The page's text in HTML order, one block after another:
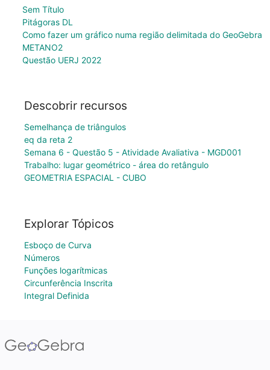
Sem Título
Pitágoras DL
Como fazer um gráfico numa região delimitada do GeoGebra
METANO2
Questão UERJ 2022
Descobrir recursos
Semelhança de triângulos
eq da reta 2
Semana 6 - Questão 5 - Atividade Avaliativa - MGD001
Trabalho: lugar geométrico - área do retângulo
GEOMETRIA ESPACIAL - CUBO
Explorar Tópicos
Esboço de Curva
Números
Funções logarítmicas
Circunferência Inscrita
Integral Definida